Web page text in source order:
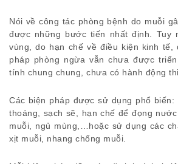
Nói về công tác phòng bệnh do muỗi
được những bước tiến nhất định. Tuy
vùng, do hạn chế về điều kiện kinh tế,
pháp phòng ngừa vẫn chưa được
tính chung chung, chưa có hành động
Các biện pháp được sử dụng phổ
thoáng, sạch sẽ, hạn chế để đọng
muỗi, ngủ mùng,…hoặc sử dụng các
xịt muỗi, nhang chống muỗi.